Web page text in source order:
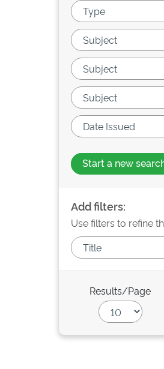
Start a new
Add filters:
Use filters to refine
Results/Page